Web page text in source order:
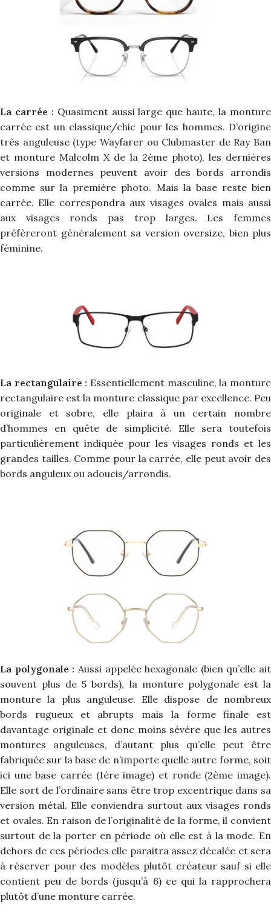
La carrée : Quasiment aussi large que haute, la monture
carrée est un classique/chic pour les hommes. D’origine
très anguleuse (type Wayfarer ou Clubmaster de Ray Ban
et monture Malcolm X de la 2ème photo), les dernières
versions modernes peuvent avoir des bords arrondis
comme sur la première photo. Mais la base reste bien
carrée. Elle correspondra aux visages ovales mais aussi
aux visages ronds pas trop larges. Les femmes
préfèreront généralement sa version oversize, bien plus
féminine.
La rectangulaire : Essentiellement masculine, la monture
rectangulaire est la monture classique par excellence. Peu
originale et sobre, elle plaira à un certain nombre
d’hommes en quête de simplicité. Elle sera toutefois
particulièrement indiquée pour les visages ronds et les
grandes tailles. Comme pour la carrée, elle peut avoir des
bords anguleux ou adoucis/arrondis.
La polygonale : Aussi appelée hexagonale (bien qu’elle ait
souvent plus de 5 bords), la monture polygonale est la
monture la plus anguleuse. Elle dispose de nombreux
bords rugueux et abrupts mais la forme finale est
davantage originale et donc moins sévère que les autres
montures anguleuses, d’autant plus qu’elle peut être
fabriquée sur la base de n’importe quelle autre forme, soit
ici une base carrée (1ère image) et ronde (2ème image).
Elle sort de l’ordinaire sans être trop excentrique dans sa
version métal. Elle conviendra surtout aux visages ronds
et ovales. En raison de l’originalité de la forme, il convient
surtout de la porter en période où elle est à la mode. En
dehors de ces périodes elle paraitra assez décalée et sera
à réserver pour des modèles plutôt créateur sauf si elle
contient peu de bords (jusqu’à 6) ce qui la rapprochera
plutôt d’une monture carrée.